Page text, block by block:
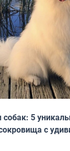
собак: 5
с